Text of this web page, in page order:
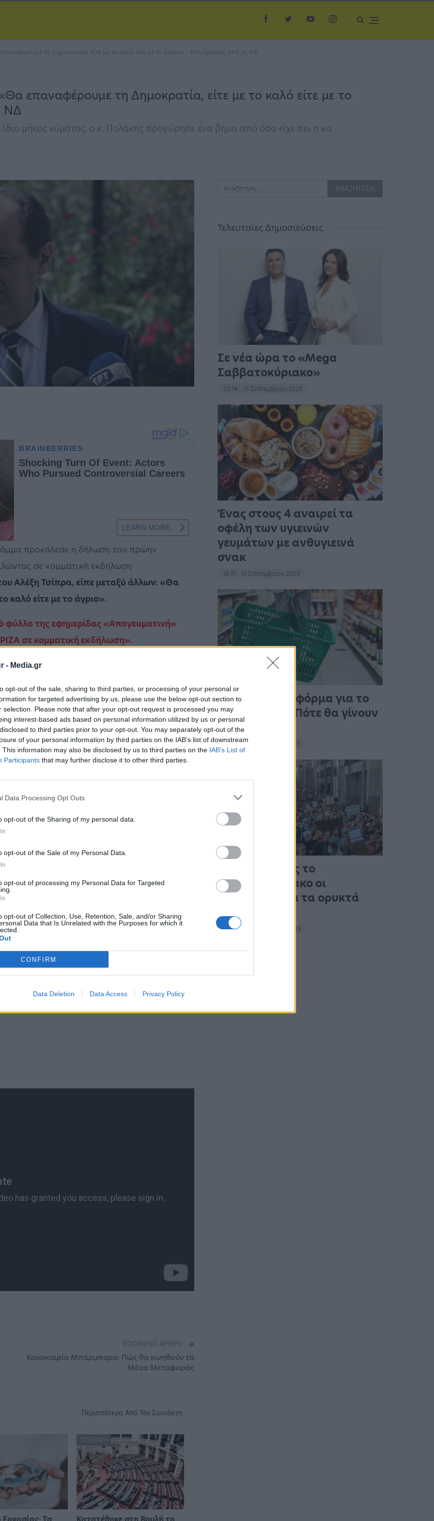
- Media.gr
opt-out of the sale, sharing to third parties, or processing of your personal or
for targeted advertising by us, please use the below opt-out section to
selection. Please note that after your opt-out request is processed you may
interest-based ads based on personal information utilized by us or personal
to third parties prior to your opt-out. You may separately opt-out of the
of your personal information by third parties on the IAB’s list of downstream
This information may also be disclosed by us to third parties on the IAB’s List of
Participants that may further disclose it to other third parties.
Data Processing Opt Outs
opt-out of the Sharing of my personal data.
opt-out of the Sale of my Personal Data.
opt-out of processing my Personal Data for Targeted
opt-out of Collection, Use, Retention, Sale, and/or Sharing
Data that Is Unrelated with the Purposes for which it
CONFIRM
Data Deletion Data Access Privacy Policy
τη Δημοκρατία, είτε με το καλό είτε με το άγριο» – Αντιδράσεις από τη ΝΔ
επαναφέρουμε τη Δημοκρατία, είτε με το καλό είτε με το
ΝΔ
ίδιο μήκος κύματος, ο κ. Πολάκης προχώρησε ένα βήμα από όσα είχε πει η κα
προκάλεσε η δήλωση του πρώην
σε κομματική εκδήλωση
Αλέξη Τσίπρα, είπε μεταξύ άλλων: «Θα
καλό είτε με το άγριο».
φύλλο της εφημερίδας «Απογευματινή»
σε κομματική εκδήλωση».
της Νέας Δημοκρατίας
του ΣΥΡΙΖΑ και αναλύοντας τις θέσεις
στους συγκεντρωμένους:
είτε με το άγριο». Το τι εννοεί με το
Δημοκρατία, δεν χρειάζονται εξηγήσεις.
ίδια εκδήλωση και στο ίδιο μήκος κύματος,
είχε πει η καΤσαπανίδουλέγοντας ότιαν
διακυβέρνησης του Αλ.Τσίπρα, αυτό θα
το ΠΑΣΟΚ, είτε είναι “κολλημένοι” όπως
είναι «πιασμένοι» και
κολλημένους, πολλή δημοκρατία
ΕΠΌΜΕΝΟ ΆΡΘΡΟ
Κακοκαιρία Μπάρμπαρα: Πώς θα κινηθούν τα
Μέσα Μεταφοράς
Περισσότερα Από Τον Συντάκτη
ΠΟΛΙΤΙΚΉ
Τελευταίες Δημοσιεύσεις
Σε νέα ώρα το «Mega
Σαββατοκύριακο»
20:14 - 15 Σεπτεμβρίου 2023
Ένας στους 4 αναιρεί τα
οφέλη των υγιεινών
γευμάτων με ανθυγιεινά
σνακ
18:11 - 15 Σεπτεμβρίου 2023
Άνοιξε η πλατφόρμα για το
Market Pass – Πότε θα γίνουν
οι πληρωμές
15:13 - 15 Σεπτεμβρίου 2023
Στους δρόμους το
Σαββατοκύριακο οι
ακτιβιστές για τα ορυκτά
καύσιμα
14:27 - 15 Σεπτεμβρίου 2023